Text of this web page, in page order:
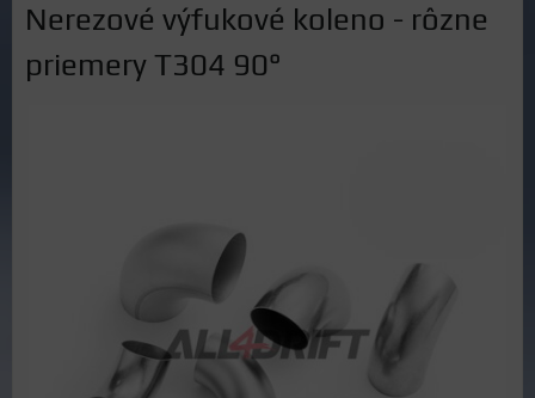
Nerezové výfukové koleno - rôzne
priemery T304 90°